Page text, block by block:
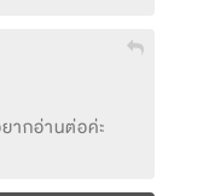
ากอ่านต่อค่ะ